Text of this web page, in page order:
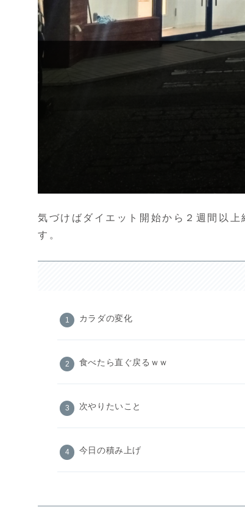
気づけばダイエット開始から２週間以
す。
カラダの変化
食べたら直ぐ戻るｗｗ
次やりたいこと
今日の積み上げ